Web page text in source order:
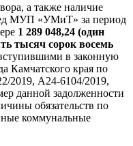
а также наличие
МУП «УМиТ» за период
1 289 048,24 (один
тысяч сорок восемь
в законную
Камчатского края по
2019, А24-6104/2019,
данной задолженности
обязательств по
коммунальные